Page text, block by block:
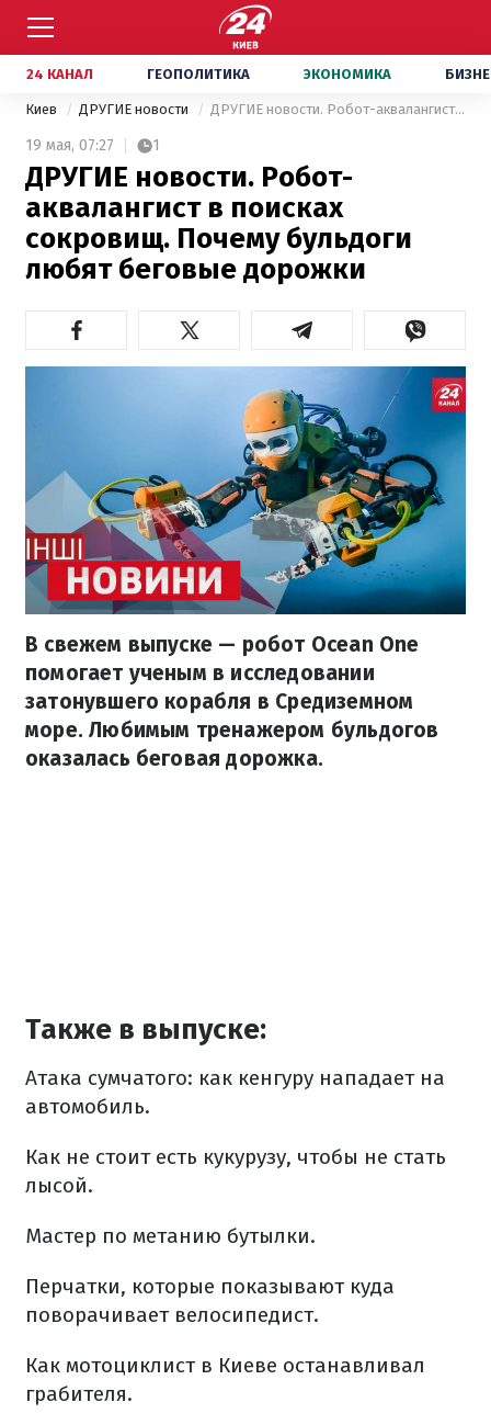
24 КАНАЛ ГЕОПОЛИТИКА ЭКОНОМИКА
Киев ДРУГИЕ новости ДРУГИЕ новости. Робот-аквалангист в поисках сокровищ. Почему бульдоги любят беговые дорожки
19 мая, 07:27 1
ДРУГИЕ новости. Робот-
аквалангист в поисках
сокровищ. Почему бульдоги
любят беговые дорожки
В свежем выпуске — робот Ocean One
помогает ученым в исследовании
затонувшего корабля в Средиземном
море. Любимым тренажером бульдогов
оказалась беговая дорожка.
Также в выпуске:
Атака сумчатого: как кенгуру нападает на
автомобиль.
Как не стоит есть кукурузу, чтобы не стать
лысой.
Мастер по метанию бутылки.
Перчатки, которые показывают куда
поворачивает велосипедист.
Как мотоциклист в Киеве останавливал
грабителя.